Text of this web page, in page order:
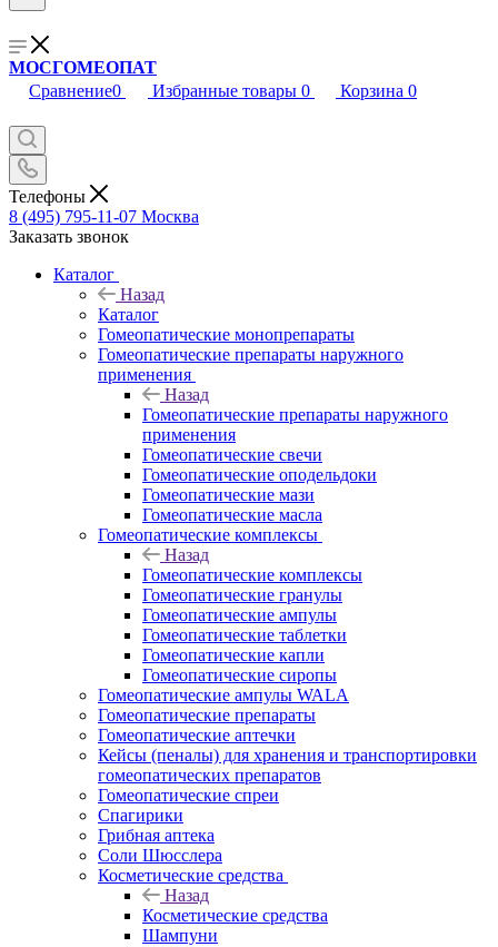
МОСГОМЕОПАТ
Сравнение0 Избранные товары 0 Корзина 0
Телефоны
8 (495) 795-11-07 Москва
Заказать звонок
Каталог
Назад
Каталог
Гомеопатические монопрепараты
Гомеопатические препараты наружного
применения
Назад
Гомеопатические препараты наружного
применения
Гомеопатические свечи
Гомеопатические оподельдоки
Гомеопатические мази
Гомеопатические масла
Гомеопатические комплексы
Назад
Гомеопатические комплексы
Гомеопатические гранулы
Гомеопатические ампулы
Гомеопатические таблетки
Гомеопатические капли
Гомеопатические сиропы
Гомеопатические ампулы WALA
Гомеопатические препараты
Гомеопатические аптечки
Кейсы (пеналы) для хранения и транспортировки
гомеопатических препаратов
Гомеопатические спреи
Спагирики
Грибная аптека
Соли Шюсслера
Косметические средства
Назад
Косметические средства
Шампуни